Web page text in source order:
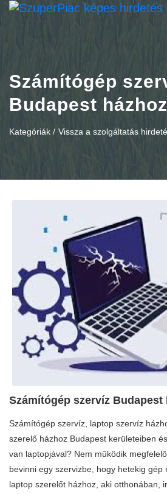
Számítógép
Budapest
Kategóriák / Vissza a szolgáltatás
Számítógép szervíz Budapest
Számítógép szervíz, laptop szervíz
szerelő házhoz Budapest kerületeiben
van laptopjával? Nem működik
bevinni egy szervizbe, hogy hetekig gép
laptop szerelőt házhoz, aki otthonában,